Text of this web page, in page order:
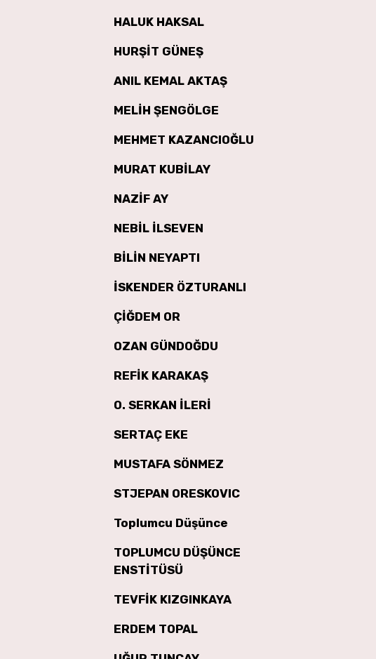
HALUK HAKSAL
HURŞİT GÜNEŞ
ANIL KEMAL AKTAŞ
MELİH ŞENGÖLGE
MEHMET KAZANCIOĞLU
MURAT KUBİLAY
NAZİF AY
NEBİL İLSEVEN
BİLİN NEYAPTI
İSKENDER ÖZTURANLI
ÇİĞDEM OR
OZAN GÜNDOĞDU
REFİK KARAKAŞ
O. SERKAN İLERİ
SERTAÇ EKE
MUSTAFA SÖNMEZ
STJEPAN ORESKOVIC
Toplumcu Düşünce
TOPLUMCU DÜŞÜNCE
ENSTİTÜSÜ
TEVFİK KIZGINKAYA
ERDEM TOPAL